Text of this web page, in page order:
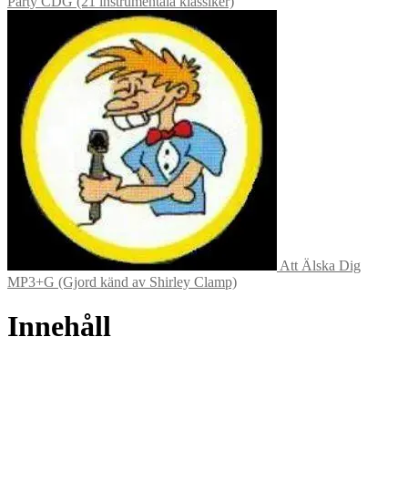
Att Älska Dig
MP3+G (Gjord känd av Shirley Clamp)
Innehåll